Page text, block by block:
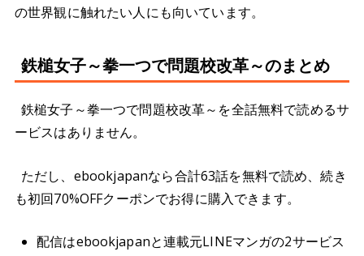
の世界観に触れたい人にも向いています。
鉄槌女子～拳一つで問題校改革～のまとめ
鉄槌女子～拳一つで問題校改革～を全話無料で読めるサ
ービスはありません。
ただし、ebookjapanなら合計63話を無料で読め、続き
も初回70%OFFクーポンでお得に購入できます。
配信はebookjapanと連載元LINEマンガの2サービス